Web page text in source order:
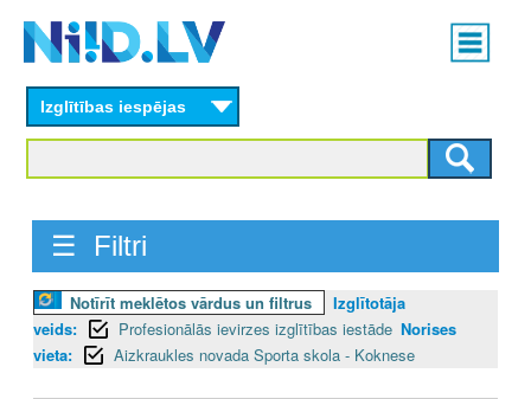
content
Main
menu
Izglītības iespējas
☰ Filtri
Notīrīt meklētos vārdus un filtrus
Izglītotāja
veids:
Profesionālās ievirzes izglītības iestāde Norises
vieta:
Aizkraukles novada Sporta skola - Koknese